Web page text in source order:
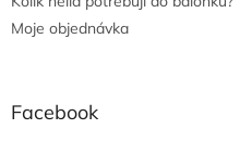
Moje objednávka
Facebook